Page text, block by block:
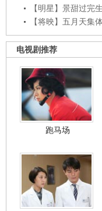
【明星】景甜过完
【将映】五月天集
电视剧推荐
跑马场